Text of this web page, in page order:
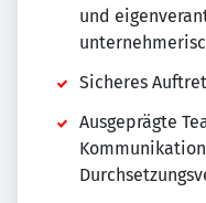
und
Sicheres
Ausgeprägte